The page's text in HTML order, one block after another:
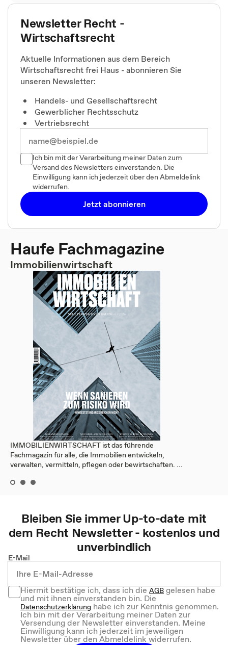
Newsletter Recht -
Wirtschaftsrecht
Aktuelle Informationen aus dem Bereich
Wirtschaftsrecht frei Haus - abonnieren Sie
unseren Newsletter:
Handels- und Gesellschaftsrecht
Gewerblicher Rechtsschutz
Vertriebsrecht
Ich bin mit der Verarbeitung meiner Daten zum
Versand des Newsletters einverstanden. Die
Einwilligung kann ich jederzeit über den Abmeldelink
widerrufen.
Jetzt abonnieren
Haufe Fachmagazine
Immobilienwirtschaft
IMMOBILIENWIRTSCHAFT ist das führende
Fachmagazin für alle, die Immobilien entwickeln,
verwalten, vermitteln, pflegen oder bewirtschaften. ...
Bleiben Sie immer Up-to-date mit
dem Recht Newsletter - kostenlos und
unverbindlich
E-Mail
Hiermit bestätige ich, dass ich dieAGBgelesen habe
und mit ihnen einverstanden bin. Die
Datenschutzerklärung habe ich zur Kenntnis genommen.
Ich bin mit der Verarbeitung meiner Daten zur
Versendung der Newsletter einverstanden. Meine
Einwilligung kann ich jederzeit im jeweiligen
Newsletter über den Abmeldelink widerrufen.